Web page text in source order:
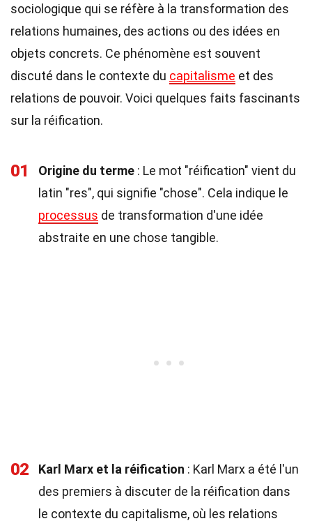
sociologique qui se réfère à la transformation des
relations humaines, des actions ou des idées en
objets concrets. Ce phénomène est souvent
discuté dans le contexte du capitalisme et des
relations de pouvoir. Voici quelques faits fascinants
sur la réification.
01 Origine du terme : Le mot "réification" vient du
latin "res", qui signifie "chose". Cela indique le
processus de transformation d'une idée
abstraite en une chose tangible.
02 Karl Marx et la réification : Karl Marx a été l'un
des premiers à discuter de la réification dans
le contexte du capitalisme, où les relations